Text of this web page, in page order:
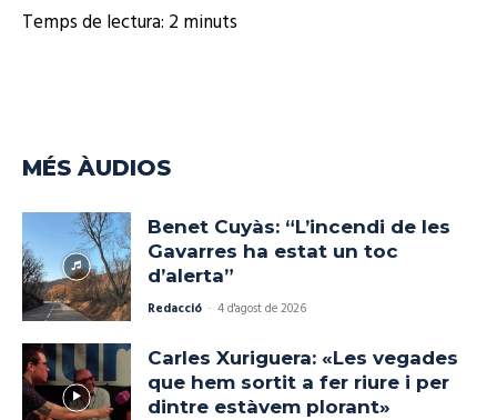
Temps de lectura: 2minuts
MÉS ÀUDIOS
Benet Cuyàs: “L’incendi de les
Gavarres ha estat un toc
d’alerta”
Redacció - 4 d'agost de 2026
Carles Xuriguera: «Les vegades
que hem sortit a fer riure i per
dintre estàvem plorant»